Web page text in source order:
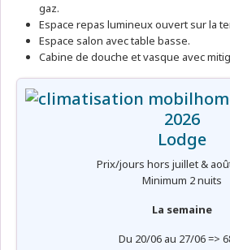
gaz.
Espace repas lumineux ouvert sur la
Espace salon avec table basse.
Cabine de douche et vasque avec
2026
Lodge
Prix/jours hors juillet &
Minimum 2 nuits
La semaine
Du 20/06 au 27/06 =>